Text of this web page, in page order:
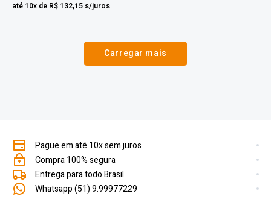
até 10x de R$ 132,15 s/juros
Carregar mais
Pague em até 10x sem juros
Compra 100% segura
Entrega para todo Brasil
Whatsapp (51) 9.99977229